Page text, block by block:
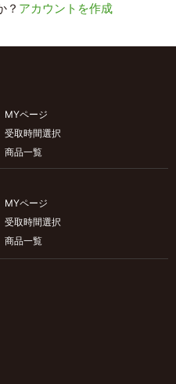
？ アカウントを作成
受取時間選択
商品一覧
MYページ
受取時間選択
商品一覧
MYページ